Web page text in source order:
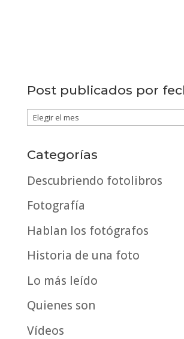
Post publicados por
Post
por
fecha
Categorías
Descubriendo fotolibros
Fotografía
Hablan los fotógrafos
Historia de una foto
Lo más leído
Quienes son
Vídeos